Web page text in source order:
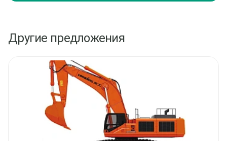
Другие предложения